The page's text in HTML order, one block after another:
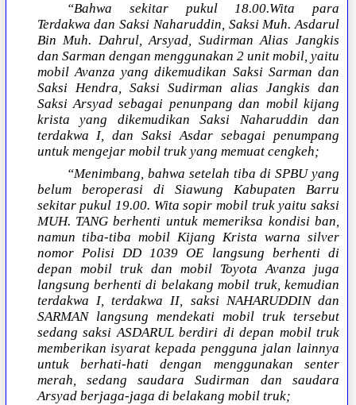
“Bahwa sekitar pukul 18.00.Wita para
Terdakwa dan Saksi Naharuddin, Saksi Muh. Asdarul
Bin Muh. Dahrul, Arsyad, Sudirman Alias Jangkis
dan Sarman dengan menggunakan 2 unit mobil, yaitu
mobil Avanza yang dikemudikan Saksi Sarman dan
Saksi Hendra, Saksi Sudirman alias Jangkis dan
Saksi Arsyad sebagai penunpang dan mobil kijang
krista yang dikemudikan Saksi Naharuddin dan
terdakwa I, dan Saksi Asdar sebagai penumpang
untuk mengejar mobil truk yang memuat cengkeh;
“Menimbang, bahwa setelah tiba di SPBU yang
belum beroperasi di Siawung Kabupaten Barru
sekitar pukul 19.00. Wita sopir mobil truk yaitu saksi
MUH. TANG berhenti untuk memeriksa kondisi ban,
namun tiba-tiba mobil Kijang Krista warna silver
nomor Polisi DD 1039 OE langsung berhenti di
depan mobil truk dan mobil Toyota Avanza juga
langsung berhenti di belakang mobil truk, kemudian
terdakwa I, terdakwa II, saksi NAHARUDDIN dan
SARMAN langsung mendekati mobil truk tersebut
sedang saksi ASDARUL berdiri di depan mobil truk
memberikan isyarat kepada pengguna jalan lainnya
untuk berhati-hati dengan menggunakan senter
merah, sedang saudara Sudirman dan saudara
Arsyad berjaga-jaga di belakang mobil truk;